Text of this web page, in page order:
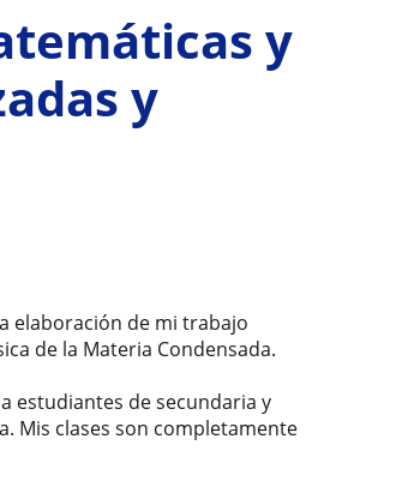
y
y
elaboración de mi trabajo
de la Materia Condensada.
estudiantes de secundaria y
Mis clases son completamente